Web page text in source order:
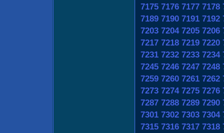
7175 7176 7177 7178
7189 7190 7191 7192
7203 7204 7205 7206
7217 7218 7219 7220
7231 7232 7233 7234
7245 7246 7247 7248
7259 7260 7261 7262
7273 7274 7275 7276
7287 7288 7289 7290
7301 7302 7303 7304
7315 7316 7317 7318